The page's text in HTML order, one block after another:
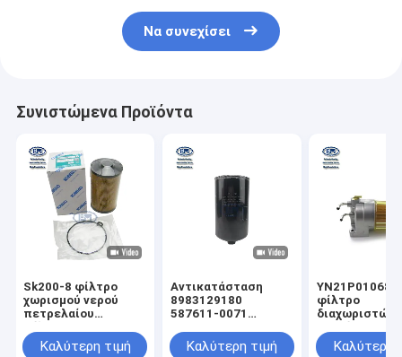
Να συνεχίσει
Συνιστώμενα Προϊόντα
Sk200-8 φίλτρο
χωρισμού νερού
πετρελαίου
YN21P01068R100
εκσκαφέων
Καλύτερη τιμή
Αντικατάσταση
8983129180
587611-0071
φίλτρων
εκσκαφέων 4HK1
Καλύτερη τιμή
φίλτρο
διαχωριστών
εκσκαφέων
sk250-8
Καλύτερη